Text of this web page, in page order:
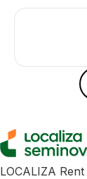
LOCALIZA